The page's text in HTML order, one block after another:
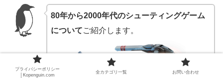
80年から2000年代のシューティングゲーム
についてご紹介します。
プライバシーポリシー
│Kopenguin.com
全カテゴリ一覧 お問い合わせ